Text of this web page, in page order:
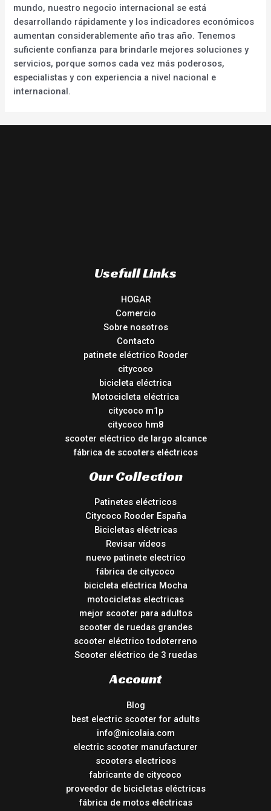
mundo, nuestro negocio internacional se está
desarrollando rápidamente y los indicadores económicos
aumentan considerablemente año tras año. Tenemos
suficiente confianza para brindarle mejores soluciones y
servicios, porque somos cada vez más poderosos,
especialistas y con experiencia a nivel nacional e
internacional.
Usefull Links
HOGAR
Comercio
Sobre nosotros
Contacto
patinete eléctrico Rooder
citycoco
bicicleta eléctrica
Motocicleta eléctrica
citycoco m1p
citycoco hm8
scooter eléctrico de largo alcance
fábrica de scooters eléctricos
Our Collection
Patinetes eléctricos
Citycoco Rooder España
Bicicletas eléctricas
Revisar vídeos
nuevo patinete electrico
fábrica de citycoco
bicicleta eléctrica Mocha
motocicletas electricas
mejor scooter para adultos
scooter de ruedas grandes
scooter eléctrico todoterreno
Scooter eléctrico de 3 ruedas
Account
Blog
best electric scooter for adults
info@nicolaia.com
electric scooter manufacturer
scooters electricos
fabricante de citycoco
proveedor de bicicletas eléctricas
fábrica de motos eléctricas